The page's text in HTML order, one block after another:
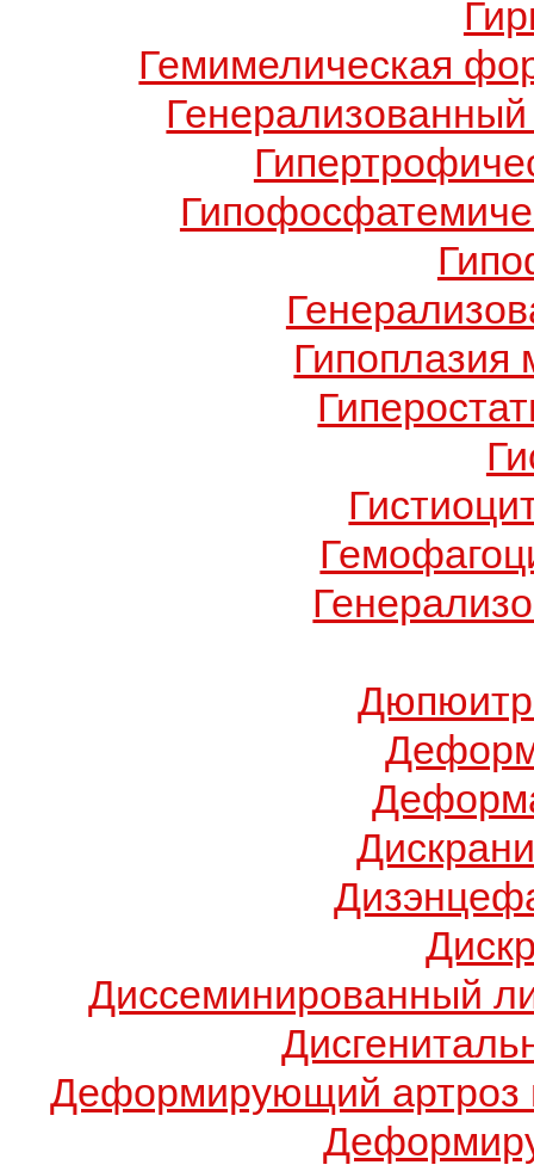
Гемимелическая
Гипоплазия
Диссеминированный
Деформирующий артроз